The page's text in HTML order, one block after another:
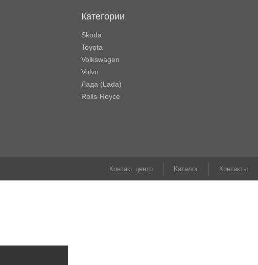
Категории
Skoda
Toyota
Volkswagen
Volvo
Лада (Lada)
Rolls-Royce
Контакт центр Каталог Контакты